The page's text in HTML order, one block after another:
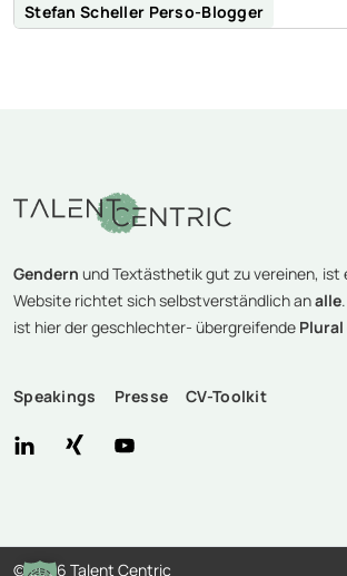
Stefan Scheller Perso-Blogger
Gendern und Textästhetik gut zu vereinen, ist
Website richtet sich selbstverständlich analle
ist hier der geschlechter- übergreifende Plural
Speakings Presse CV-Toolkit
©2026 Talent Centric